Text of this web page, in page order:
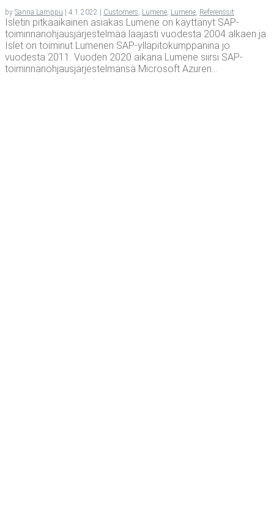
by Sanna Lamppu 4.1.2022 Customers, Lumene, Lumene, Referenssit
Isletin pitkäaikainen asiakas Lumene on käyttänyt SAP-
toiminnanohjausjärjestelmää laajasti vuodesta 2004 alkaen ja
Islet on toiminut Lumenen SAP-ylläpitokumppanina jo
vuodesta 2011. Vuoden 2020 aikana Lumene siirsi SAP-
toiminnanohjausjärjestelmänsä Microsoft Azuren...